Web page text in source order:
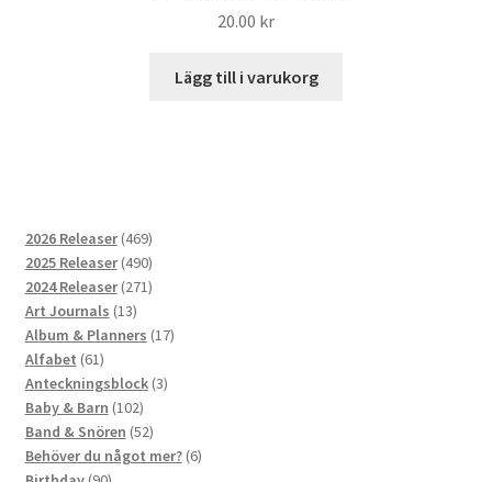
20.00 kr
Lägg till i varukorg
2026 Releaser 469469
produkter
2025 Releaser 490490
produkter
2024 Releaser 271271
Art Journals 1313
produkter
Album & Planners 1717
Alfabet 6161
produkter
Anteckningsblock 33
Baby & Barn 102102
produkter
Band & Snören 5252
produkter
Behöver du något mer? 66